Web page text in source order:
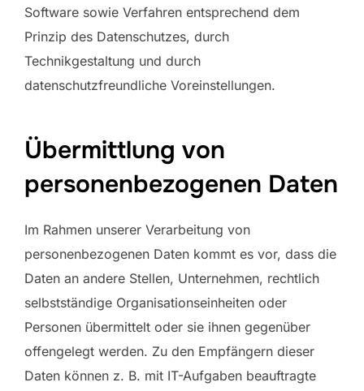
Software sowie Verfahren entsprechend dem
Prinzip des Datenschutzes, durch
Technikgestaltung und durch
datenschutzfreundliche Voreinstellungen.
Übermittlung von
personenbezogenen Daten
Im Rahmen unserer Verarbeitung von
personenbezogenen Daten kommt es vor, dass die
Daten an andere Stellen, Unternehmen, rechtlich
selbstständige Organisationseinheiten oder
Personen übermittelt oder sie ihnen gegenüber
offengelegt werden. Zu den Empfängern dieser
Daten können z. B. mit IT-Aufgaben beauftragte